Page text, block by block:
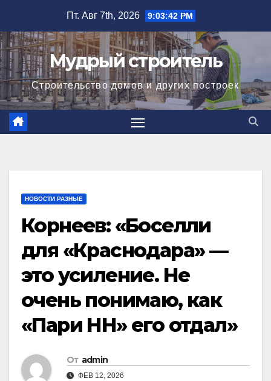
содержимому
Пт. Авг 7th, 2026 9:03:43 PM
Мудрый строитель
Строительство домов и других построек
НОВОСТИ РАЗНЫЕ
Корнеев: «Боселли
для «Краснодара» —
это усиление. Не
очень понимаю, как
«Пари НН» его отдал»
От admin
ФЕВ 12, 2026